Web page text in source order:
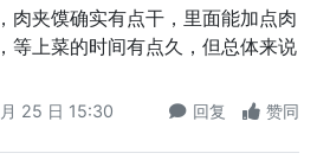
肉夹馍确实有点干，里面能加点肉
等上菜的时间有点久，但总体来说
25 日 15:30 回复 赞同